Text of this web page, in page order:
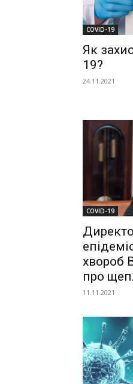
COVID-19
Як
19?
24.11.2021
COVID-19
хвороб
про
11.11.2021